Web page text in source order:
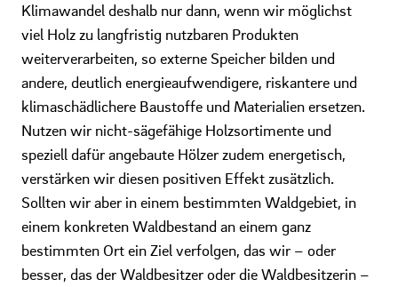
Klimawandel deshalb nur dann, wenn wir möglichst
viel Holz zu langfristig nutzbaren Produkten
weiterverarbeiten, so externe Speicher bilden und
andere, deutlich energieaufwendigere, riskantere und
klimaschädlichere Baustoffe und Materialien ersetzen.
Nutzen wir nicht-sägefähige Holzsortimente und
speziell dafür angebaute Hölzer zudem energetisch,
verstärken wir diesen positiven Effekt zusätzlich.
Sollten wir aber in einem bestimmten Waldgebiet, in
einem konkreten Waldbestand an einem ganz
bestimmten Ort ein Ziel verfolgen, das wir – oder
besser, das der Waldbesitzer oder die Waldbesitzerin –